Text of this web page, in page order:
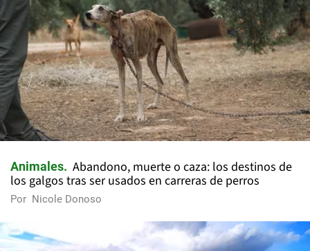
Animales
Abandono, muerte o caza: los destinos de
los galgos tras ser usados en carreras de perros
Por Nicole Donoso